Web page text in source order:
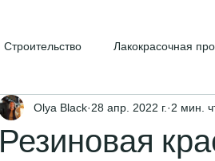
Строительство Лакокрасочная
Резиновая
Olya Black 28 апр. 2022 г. 2 мин.